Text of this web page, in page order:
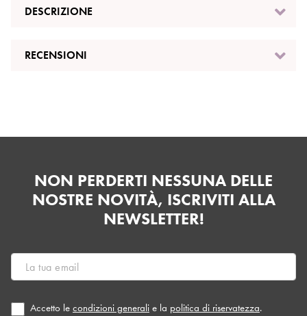
DESCRIZIONE
RECENSIONI
NON PERDERTI NESSUNA DELLE
NOSTRE NOVITÀ, ISCRIVITI ALLA
NEWSLETTER!
Accetto le condizioni generali e la politica di riservatezza.